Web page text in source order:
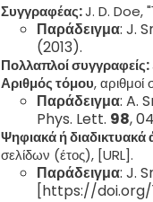
Συγγραφέας:J. D. Doe,
Παράδειγμα: J.
(2013).
Πολλαπλοί συγγραφείς:
Αριθμός τόμου, αριθμοί
Παράδειγμα: A.
Phys. Lett. 98,
Ψηφιακά ή διαδικτυακά
σελίδων (έτος), [URL].
Παράδειγμα: J.
[https://doi.org/